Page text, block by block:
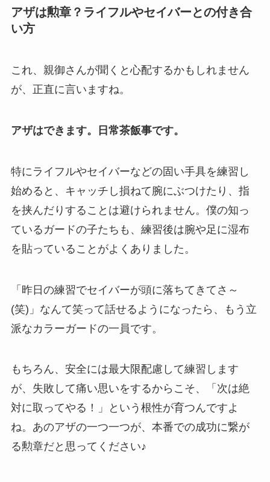
アザは勲章？ライフルやセイバーとの付き合
い方
これ、親御さんが聞くと心配するかもしれません
が、正直に言いますね。
アザはできます。日常茶飯事です。
特にライフルやセイバーなどの固い手具を練習し
始めると、キャッチし損ねて腕にぶつけたり、指
を挟んだりすることは避けられません。僕の知っ
ているガードの子たちも、練習後は腕や足に湿布
を貼っていることがよくありました。
「昨日の練習でセイバーが頭に落ちてきてさ～
(笑)」なんて笑って話せるようになったら、もう立
派なカラーガードの一員です。
もちろん、安全には最大限配慮して練習します
が、失敗して痛い思いをするからこそ、「次は絶
対に取ってやる！」という根性が育つんですよ
ね。あのアザの一つ一つが、本番での成功に繋が
る勲章だと思ってください♪